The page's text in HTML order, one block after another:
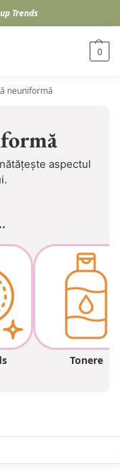
Trends
0
neuniformă
aspectul
Tonere